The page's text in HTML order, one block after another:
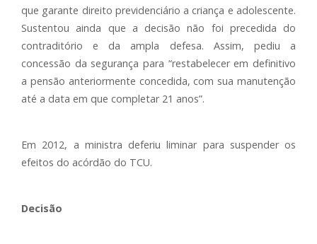
que garante direito previdenciário a criança e adolescente.
Sustentou ainda que a decisão não foi precedida do
contraditório e da ampla defesa. Assim, pediu a
concessão da segurança para “restabelecer em definitivo
a pensão anteriormente concedida, com sua manutenção
até a data em que completar 21 anos”.
Em 2012, a ministra deferiu liminar para suspender os
efeitos do acórdão do TCU.
Decisão